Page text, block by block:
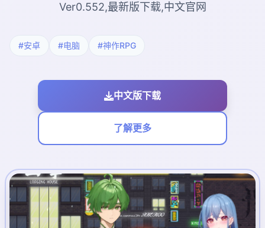
Ver0.552,最新版下载,中文官网
#安卓 #电脑 #神作RPG
中文版下载
了解更多